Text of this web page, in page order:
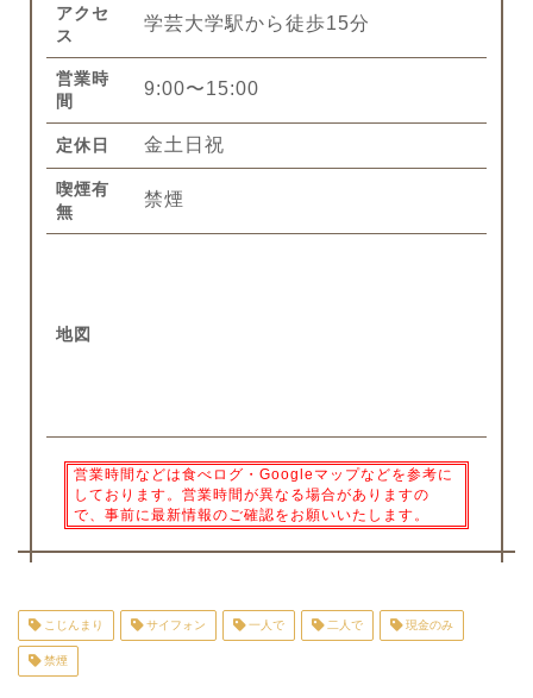
アクセ
ス
学芸大学駅から徒歩15分
営業時
間
9:00〜15:00
定休日 金土日祝
喫煙有
無
禁煙
地図
営業時間などは食べログ・Googleマップなどを参考に
しております。営業時間が異なる場合がありますの
で、事前に最新情報のご確認をお願いいたします。
こじんまり サイフォン 一人で 二人で 現金のみ
禁煙